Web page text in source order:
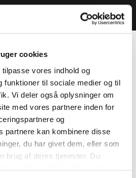
cookies
vores indhold og
funktioner til sociale medier og til
Vi deler også oplysninger om
med vores partnere inden for
og
partnere kan kombinere disse
du har givet dem, eller som
brug af deres tjenester. Du